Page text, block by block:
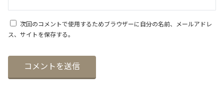
次回のコメントで使用するためブラウザーに自分の名前、メールアドレ
ス、サイトを保存する。